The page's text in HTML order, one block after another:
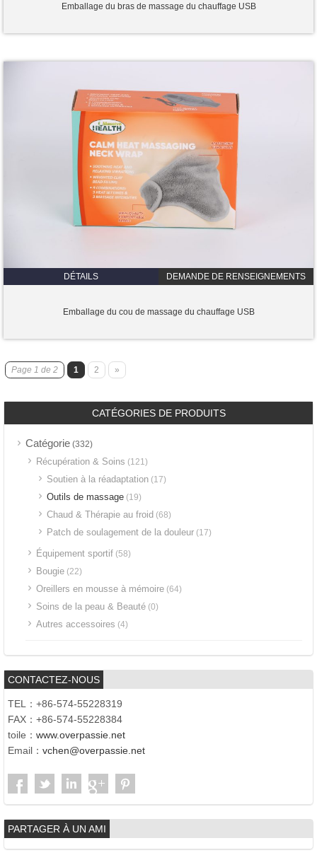
Emballage du bras de massage du chauffage USB
DÉTAILS DEMANDE DE RENSEIGNEMENTS
Emballage du cou de massage du chauffage USB
Page 1 de 2 1 2 »
CATÉGORIES DE PRODUITS
Catégorie (332)
Récupération & Soins (121)
Soutien à la réadaptation (17)
Outils de massage (19)
Chaud & Thérapie au froid (68)
Patch de soulagement de la douleur (17)
Équipement sportif (58)
Bougie (22)
Oreillers en mousse à mémoire (64)
Soins de la peau & Beauté (0)
Autres accessoires (4)
CONTACTEZ-NOUS
TEL：+86-574-55228319
FAX：+86-574-55228384
toile： www.overpassie.net
Email： vchen@overpassie.net
PARTAGER À UN AMI